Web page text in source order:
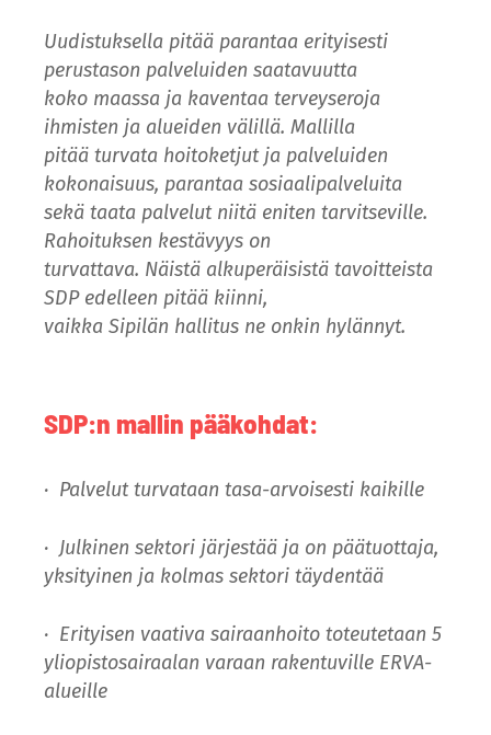
Uudistuksella pitää parantaa erityisesti
perustason palveluiden saatavuutta
koko maassa ja kaventaa terveyseroja
ihmisten ja alueiden välillä. Mallilla
pitää turvata hoitoketjut ja palveluiden
kokonaisuus, parantaa sosiaalipalveluita
sekä taata palvelut niitä eniten tarvitseville.
Rahoituksen kestävyys on
turvattava. Näistä alkuperäisistä tavoitteista
SDP edelleen pitää kiinni,
vaikka Sipilän hallitus ne onkin hylännyt.
SDP:n mallin pääkohdat:
· Palvelut turvataan tasa-arvoisesti kaikille
· Julkinen sektori järjestää ja on päätuottaja,
yksityinen ja kolmas sektori täydentää
· Erityisen vaativa sairaanhoito toteutetaan 5
yliopistosairaalan varaan rakentuville ERVA-
alueille